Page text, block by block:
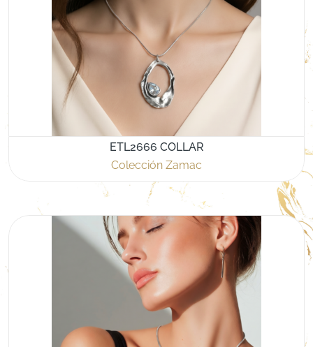
ETL2666 COLLAR
Colección Zamac